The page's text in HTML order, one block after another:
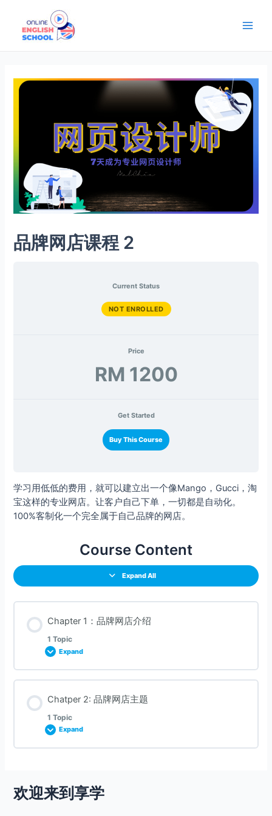
content
品牌网店课程 2
Current Status
NOT ENROLLED
Price
RM 1200
Get Started
Buy This Course
学习用低低的费用，就可以建立出一个像Mango，Gucci，淘
宝这样的专业网店。让客户自己下单，一切都是自动化。
100%客制化一个完全属于自己品牌的网店。
Course Content
Expand All
Chapter 1：品牌网店介绍
1 Topic
Expand
0% COMPLETE 0/1 Steps
(1.1) 无限网上商店系统
Chatper 2: 品牌网店主题
1 Topic
Expand
0% COMPLETE
欢迎来到享学